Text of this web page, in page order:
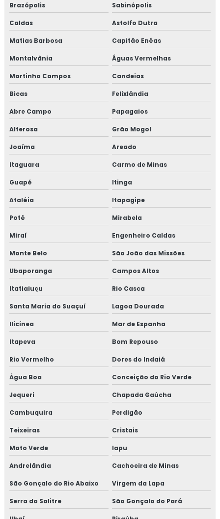
Brazópolis Sabinópolis
Caldas Astolfo Dutra
Matias Barbosa Capitão Enéas
Montalvânia Águas Vermelhas
Martinho Campos Candeias
Bicas Felixlândia
Abre Campo Papagaios
Alterosa Grão Mogol
Joaíma Areado
Itaguara Carmo de Minas
Guapé Itinga
Ataléia Itapagipe
Poté Mirabela
Miraí Engenheiro Caldas
Monte Belo São João das Missões
Ubaporanga Campos Altos
Itatiaiuçu Rio Casca
Santa Maria do Suaçuí Lagoa Dourada
Ilicínea Mar de Espanha
Itapeva Bom Repouso
Rio Vermelho Dores do Indaiá
Água Boa Conceição do Rio Verde
Jequeri Chapada Gaúcha
Cambuquira Perdigão
Teixeiras Cristais
Mato Verde Iapu
Andrelândia Cachoeira de Minas
São Gonçalo do Rio Abaixo Virgem da Lapa
Serra do Salitre São Gonçalo do Pará